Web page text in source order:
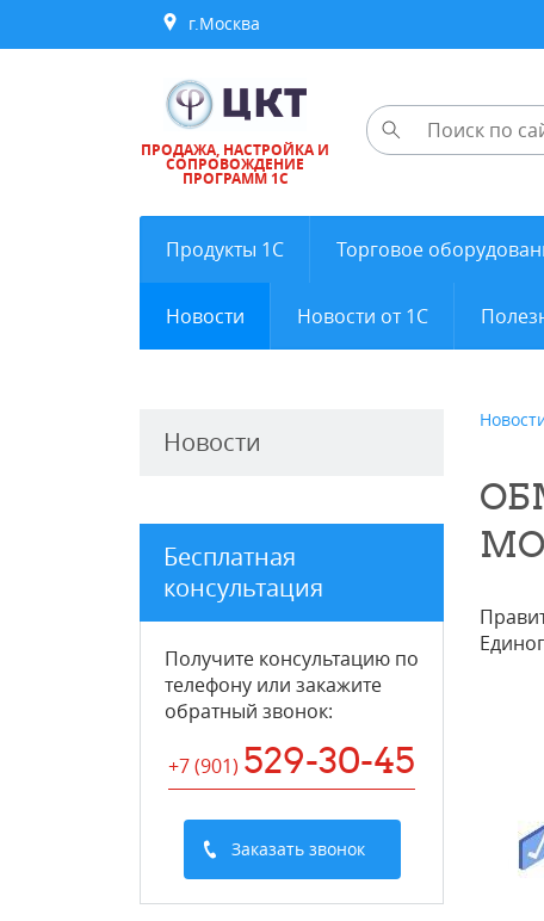
г.Москва
ПРОДАЖА, НАСТРОЙКА И
СОПРОВОЖДЕНИЕ
ПРОГРАММ 1С
Продукты 1С Торговое
Новости Новости от 1С
Новости
Бесплатная
консультация
Получите консультацию по
телефону или закажите
обратный звонок:
+7 (901) 529-30-45
Заказать звонок